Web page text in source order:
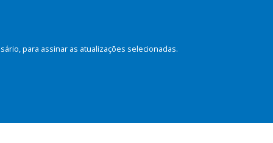
para assinar as atualizações selecionadas.